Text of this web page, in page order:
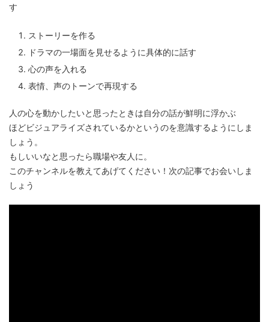
す
ストーリーを作る
ドラマの一場面を見せるように具体的に話す
心の声を入れる
表情、声のトーンで再現する
人の心を動かしたいと思ったときは自分の話が鮮明に浮かぶ
ほどビジュアライズされているかというのを意識するようにしま
しょう。
もしいいなと思ったら職場や友人に。
このチャンネルを教えてあげてください！次の記事でお会いしま
しょう